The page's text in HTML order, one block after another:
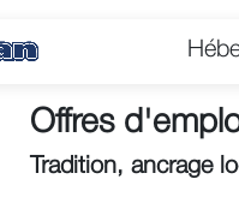
Offres
Tradition, ancrage